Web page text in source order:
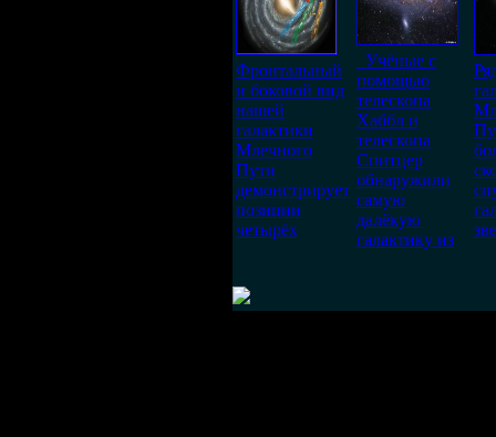
Фронтальный
и боковой вид
нашей
галактики
Млечного
Пути
демонстрирует
позиции
четырёх
Учёные с
помощью
телескопа
Хаббл и
телескопа
Спитцер
обнаружили
самую
далёкую
галактику из